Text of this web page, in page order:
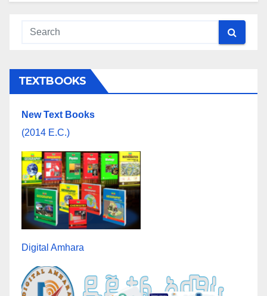
TEXTBOOKS
New Text Books
(2014 E.C.)
Digital Amhara